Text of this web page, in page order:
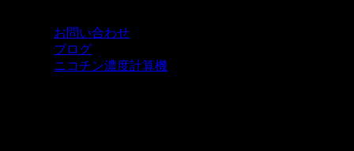
お問い合わせ
ブログ
ニコチン濃度計算機